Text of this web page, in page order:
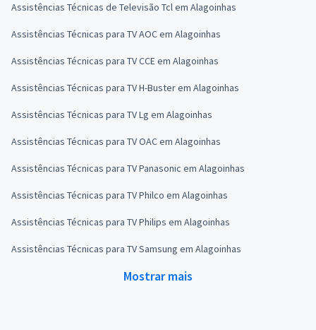
Assistências Técnicas de Televisão Tcl em Alagoinhas
Assistências Técnicas para TV AOC em Alagoinhas
Assistências Técnicas para TV CCE em Alagoinhas
Assistências Técnicas para TV H-Buster em Alagoinhas
Assistências Técnicas para TV Lg em Alagoinhas
Assistências Técnicas para TV OAC em Alagoinhas
Assistências Técnicas para TV Panasonic em Alagoinhas
Assistências Técnicas para TV Philco em Alagoinhas
Assistências Técnicas para TV Philips em Alagoinhas
Assistências Técnicas para TV Samsung em Alagoinhas
Mostrar mais